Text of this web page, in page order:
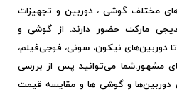
مختلف گوشی ، دوربین و تجهیزات
مارکت حضور دارند. از گوشی و
دوربین‌های نیکون، سونی، فوجی‌فیلم،
مشهور.شما می‌توانید پس از بررسی
و گوشی ها و مقایسه قیمت